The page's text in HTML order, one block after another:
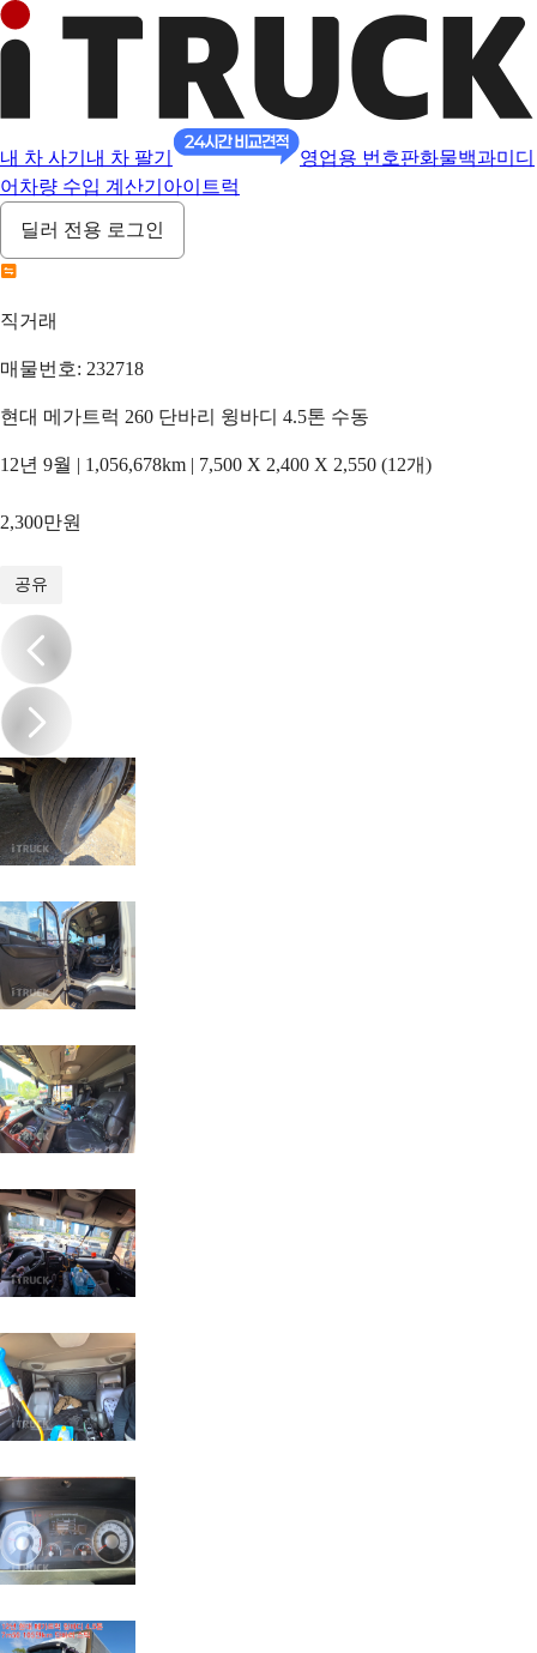
내 차 사기 내 차 팔기 영업용 번호판화물백과미디
어 차량 수입 계산기 아이트럭
딜러 전용 로그인
직거래
매물번호: 232718
현대 메가트럭 260 단바리 윙바디 4.5톤 수동
12년 9월 | 1,056,678km | 7,500 X 2,400 X 2,550 (12개)
2,300만원
공유
/19